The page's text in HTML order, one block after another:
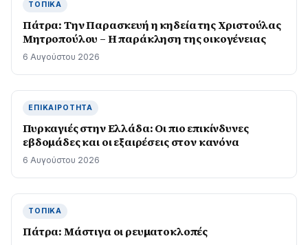
ΤΟΠΙΚΆ
Πάτρα: Την Παρασκευή η κηδεία της Χριστούλας
Μητροπούλου – Η παράκληση της οικογένειας
6 Αυγούστου 2026
ΕΠΙΚΑΙΡΌΤΗΤΑ
Πυρκαγιές στην Ελλάδα: Οι πιο επικίνδυνες
εβδομάδες και οι εξαιρέσεις στον κανόνα
6 Αυγούστου 2026
ΤΟΠΙΚΆ
Πάτρα: Μάστιγα οι ρευµατοκλοπές